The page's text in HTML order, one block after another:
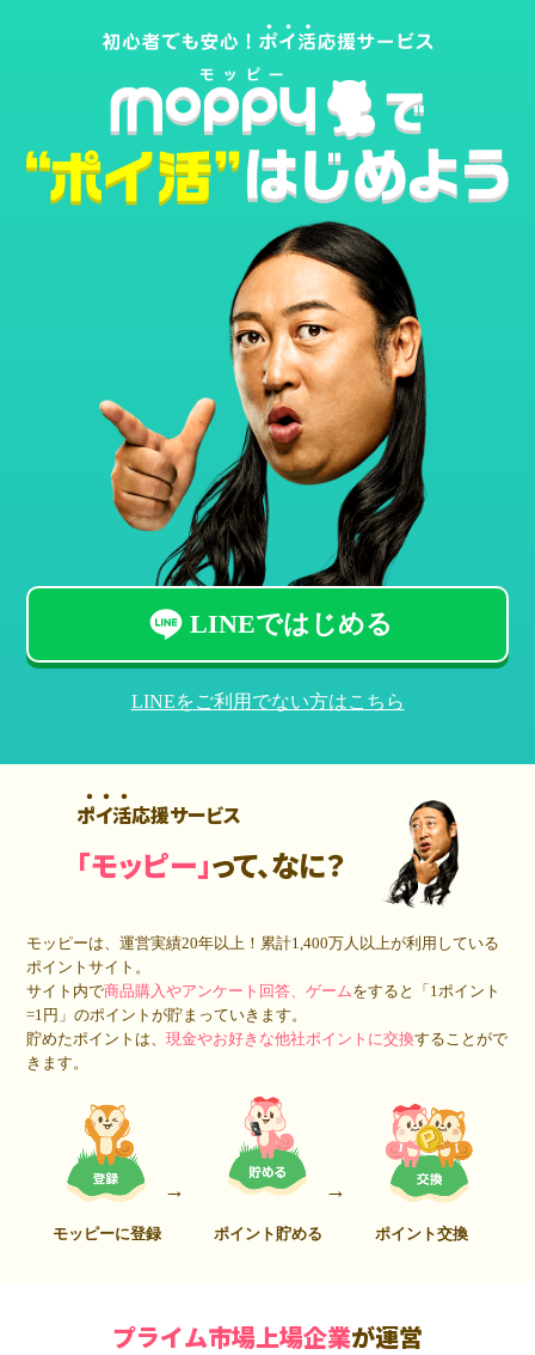
LINEではじめる
LINEをご利用でない方はこちら
ポイ活応援サービス
「モッピー」って、なに？
モッピーは、運営実績20年以上！累計1,400万人 以上が利用している
ポイントサイト。
サイト内で商品購入やアンケート回答、ゲームをすると「1ポイント
=1円」のポイントが貯まっていきます。
貯めたポイントは、現金やお好きな他社ポイントに交換することがで
きます。
モッピーに登録 ポイント貯める ポイント交換
プライム市場上場企業が運営